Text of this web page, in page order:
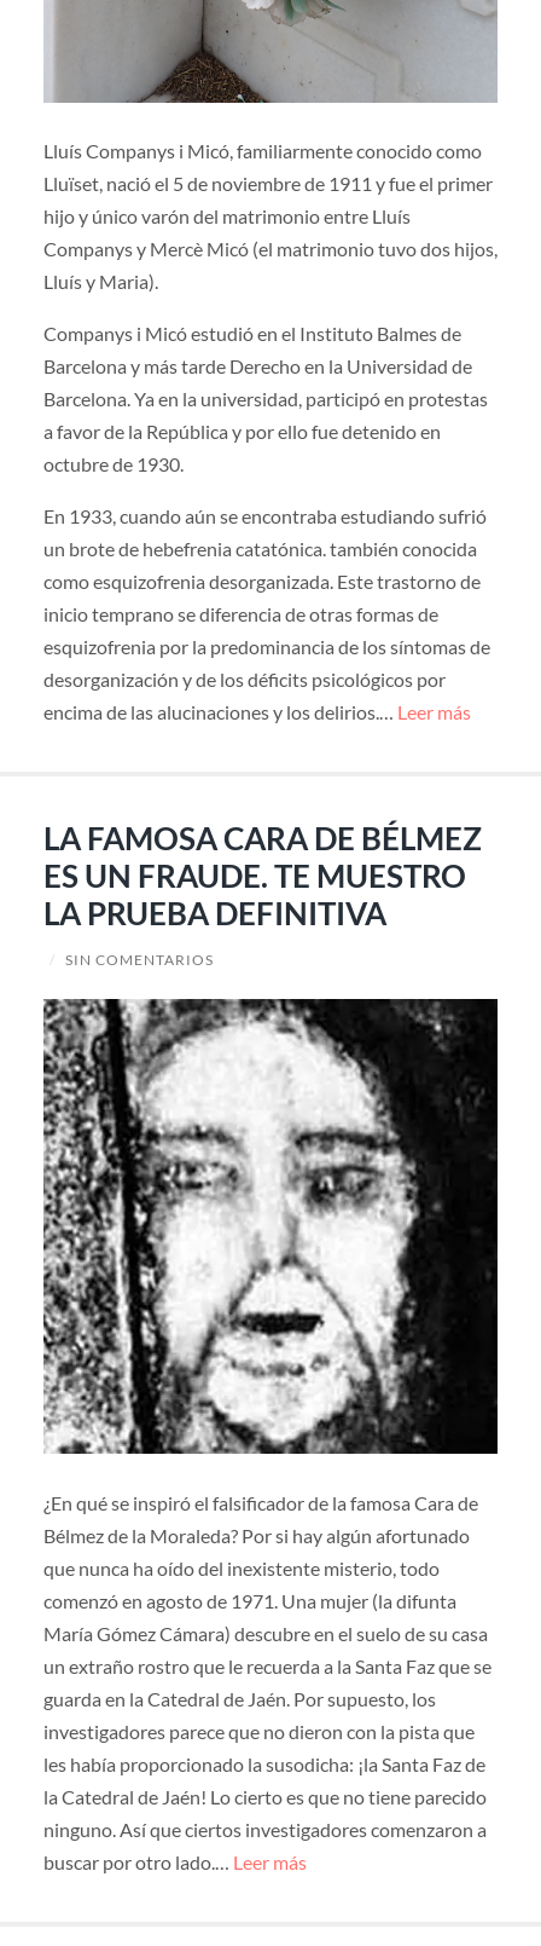
Lluís Companys i Micó, familiarmente conocido como
Lluïset, nació el 5 de noviembre de 1911 y fue el primer
hijo y único varón del matrimonio entre Lluís
Companys y Mercè Micó (el matrimonio tuvo dos hijos,
Lluís y Maria).
Companys i Micó estudió en el Instituto Balmes de
Barcelona y más tarde Derecho en la Universidad de
Barcelona. Ya en la universidad, participó en protestas
a favor de la República y por ello fue detenido en
octubre de 1930.
En 1933, cuando aún se encontraba estudiando sufrió
un brote de hebefrenia catatónica. también conocida
como esquizofrenia desorganizada. Este trastorno de
inicio temprano se diferencia de otras formas de
esquizofrenia por la predominancia de los síntomas de
desorganización y de los déficits psicológicos por
encima de las alucinaciones y los delirios.… Leer más
LA FAMOSA CARA DE BÉLMEZ
ES UN FRAUDE. TE MUESTRO
LA PRUEBA DEFINITIVA
/ SIN COMENTARIOS
¿En qué se inspiró el falsificador de la famosa Cara de
Bélmez de la Moraleda? Por si hay algún afortunado
que nunca ha oído del inexistente misterio, todo
comenzó en agosto de 1971. Una mujer (la difunta
María Gómez Cámara) descubre en el suelo de su casa
un extraño rostro que le recuerda a la Santa Faz que se
guarda en la Catedral de Jaén. Por supuesto, los
investigadores parece que no dieron con la pista que
les había proporcionado la susodicha: ¡la Santa Faz de
la Catedral de Jaén! Lo cierto es que no tiene parecido
ninguno. Así que ciertos investigadores comenzaron a
buscar por otro lado.… Leer más